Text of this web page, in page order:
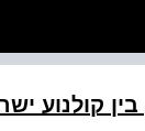
קולנוע